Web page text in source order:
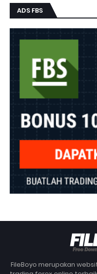
ADS FBS
FileBoyo merupakan